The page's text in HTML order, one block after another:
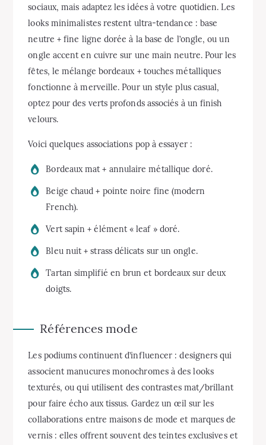
sociaux, mais adaptez les idées à votre quotidien. Les
looks minimalistes restent ultra-tendance : base
neutre + fine ligne dorée à la base de l’ongle, ou un
ongle accent en cuivre sur une main neutre. Pour les
fêtes, le mélange bordeaux + touches métalliques
fonctionne à merveille. Pour un style plus casual,
optez pour des verts profonds associés à un finish
velours.
Voici quelques associations pop à essayer :
Bordeaux mat + annulaire métallique doré.
Beige chaud + pointe noire fine (modern
French).
Vert sapin + élément « leaf » doré.
Bleu nuit + strass délicats sur un ongle.
Tartan simplifié en brun et bordeaux sur deux
doigts.
Références mode
Les podiums continuent d’influencer : designers qui
associent manucures monochromes à des looks
texturés, ou qui utilisent des contrastes mat/brillant
pour faire écho aux tissus. Gardez un œil sur les
collaborations entre maisons de mode et marques de
vernis : elles offrent souvent des teintes exclusives et